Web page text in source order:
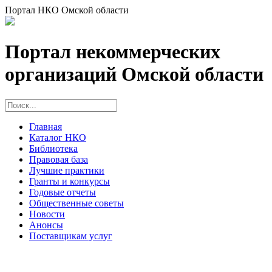
Портал НКО Омской области
Портал некоммерческих
организаций Омской области
Главная
Каталог НКО
Библиотека
Правовая база
Лучшие практики
Гранты и конкурсы
Годовые отчеты
Общественные советы
Новости
Анонсы
Поставщикам услуг